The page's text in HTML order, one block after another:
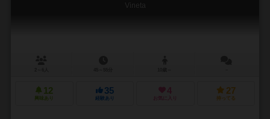
Vineta
12
興味あり
35
経験あり
4
お気に入り
27
持ってる